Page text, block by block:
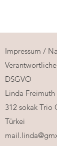
Impressum /
DSGVO
Linda Freimuth
312 sokak Trio
Türkei